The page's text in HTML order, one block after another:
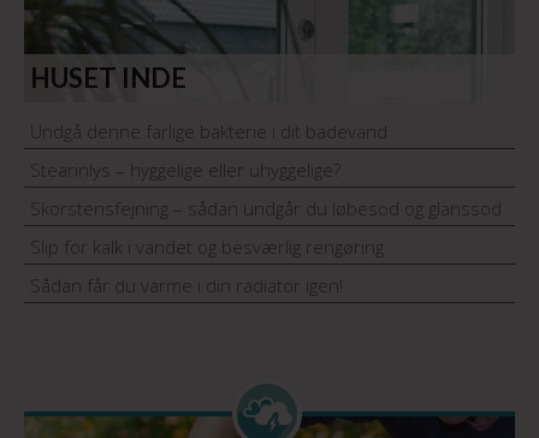
HUSET INDE
Undgå denne farlige bakterie i dit badevand
Stearinlys – hyggelige eller uhyggelige?
Skorstensfejning – sådan undgår du løbesod og glanssod
Slip for kalk i vandet og besværlig rengøring
Sådan får du varme i din radiator igen!